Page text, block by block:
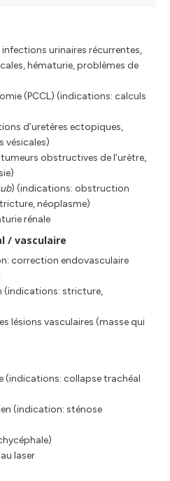
urinaires récurrentes,
hématurie, problèmes de
(PCCL) (indications: calculs
d’uretères ectopiques,
vésicales)
obstructives de l’urètre,
) (indications: obstruction
néoplasme)
rénale
/ vasculaire
correction endovasculaire
stricture,
lésions vasculaires (masse qui
collapse trachéal
(indication: sténose
laser